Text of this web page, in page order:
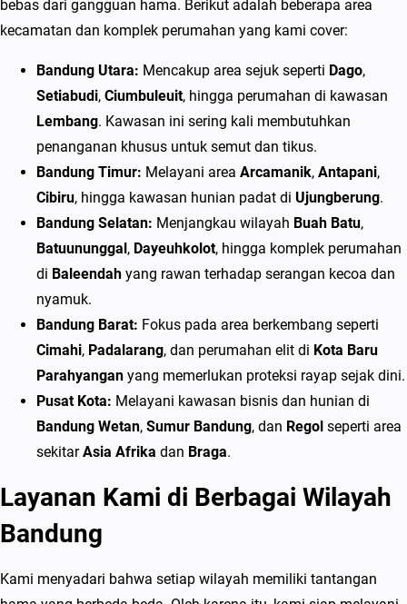
bebas dari gangguan hama. Berikut adalah beberapa area
kecamatan dan komplek perumahan yang kami cover:
Bandung Utara: Mencakup area sejuk seperti Dago,
Setiabudi, Ciumbuleuit, hingga perumahan di kawasan
Lembang. Kawasan ini sering kali membutuhkan
penanganan khusus untuk semut dan tikus.
Bandung Timur: Melayani area Arcamanik, Antapani,
Cibiru, hingga kawasan hunian padat di Ujungberung.
Bandung Selatan: Menjangkau wilayah Buah Batu,
Batuununggal, Dayeuhkolot, hingga komplek perumahan
di Baleendah yang rawan terhadap serangan kecoa dan
nyamuk.
Bandung Barat: Fokus pada area berkembang seperti
Cimahi, Padalarang, dan perumahan elit di Kota Baru
Parahyangan yang memerlukan proteksi rayap sejak dini.
Pusat Kota: Melayani kawasan bisnis dan hunian di
Bandung Wetan, Sumur Bandung, dan Regol seperti area
sekitarAsia Afrika dan Braga.
Layanan Kami di Berbagai Wilayah
Bandung
Kami menyadari bahwa setiap wilayah memiliki tantangan